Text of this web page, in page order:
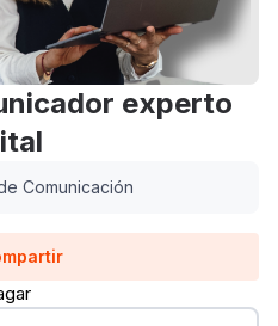
experto
Comunicación